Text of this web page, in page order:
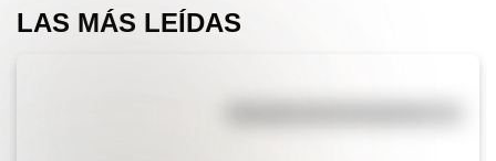
LAS MÁS LEÍDAS